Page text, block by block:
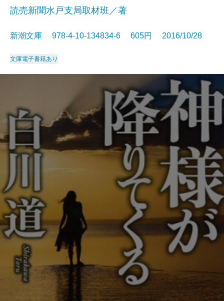
読売新聞水戸支局取材班／著
新潮文庫 978-4-10-134834-6 605円 2016/10/28
文庫電子書籍あり